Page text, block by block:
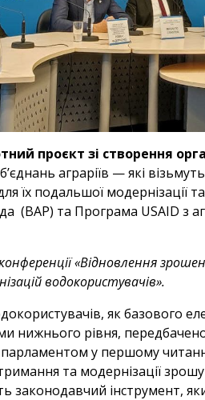
проєкт зі створення
аграріїв — які
їх подальшої модернізації
(ВАР) та Програма USAID з
«Відновлення
водокористувачів».
як базового
нижнього рівня,
у першому
та модернізації
інструмент,